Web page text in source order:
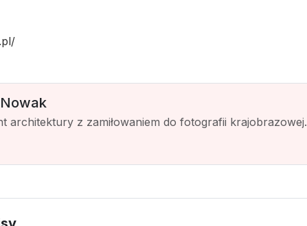
architektury z zamiłowaniem do fotografii krajobrazowej.